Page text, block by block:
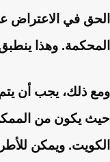
الحق في الاعتراض
المحكمة. وهذا
ومع ذلك، يجب أن يتم
حيث يكون من
الكويت. ويمكن